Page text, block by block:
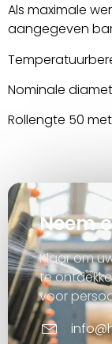
Als maximale
aangegeven
Nominale
Rollengte 50
Neem
Klaar om
te
voor